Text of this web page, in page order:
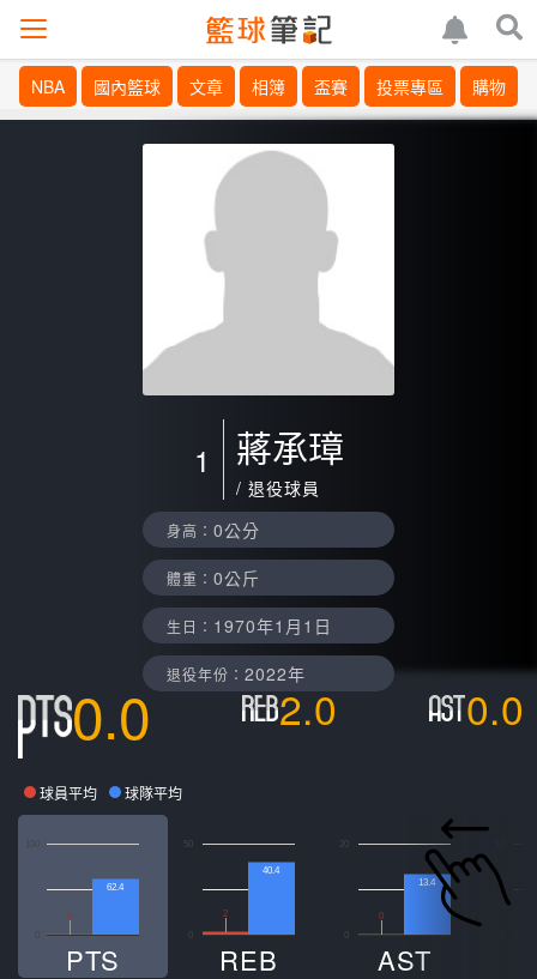
NBA 國內籃球 文章 相簿 盃賽 投票專區 購物
1 蔣承璋
/ 退役球員
身高： 0公分
體重： 0公斤
生日： 1970年1月1日
退役年份： 2022年
0.0 2.0 0.0
球員平均 球隊平均
0
62.4
PTS
50
2
40.4
REB
20
0
13.4
AST